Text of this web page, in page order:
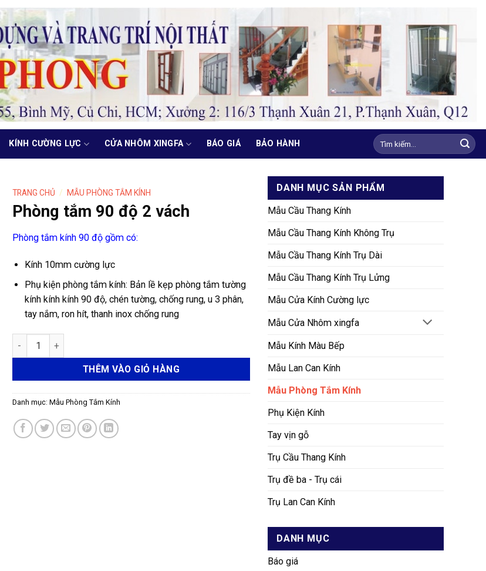
KÍNH CƯỜNG LỰC CỬA NHÔM XINGFA BÁO GIÁ BẢO HÀNH
Tìm
kiếm:
DANH MỤC SẢN PHẨM
Mẫu Cầu Thang Kính
Mẫu Cầu Thang Kính Không Trụ
Mẫu Cầu Thang Kính Trụ Dài
Mẫu Cầu Thang Kính Trụ Lửng
Mẫu Cửa Kính Cường lực
Mẫu Cửa Nhôm xingfa
Mẫu Kính Màu Bếp
Mẫu Lan Can Kính
Mẫu Phòng Tắm Kính
Phụ Kiện Kính
Tay vịn gỗ
Trụ Cầu Thang Kính
Trụ đề ba - Trụ cái
Trụ Lan Can Kính
DANH MỤC
Báo giá
TRANG CHỦ / MẪU PHÒNG TẮM KÍNH
Phòng tắm 90 độ 2 vách
Phòng tắm kính 90 độ gồm có:
Kính 10mm cường lực
Phụ kiện phòng tắm kính: Bản lề kẹp phòng tắm tường
kính kính kính 90 độ, chén tường, chống rung, u 3 phân,
tay nắm, ron hít, thanh inox chống rung
Phòng tắm 90 độ 2 vách số lượng
THÊM VÀO GIỎ HÀNG
Danh mục: Mẫu Phòng Tắm Kính